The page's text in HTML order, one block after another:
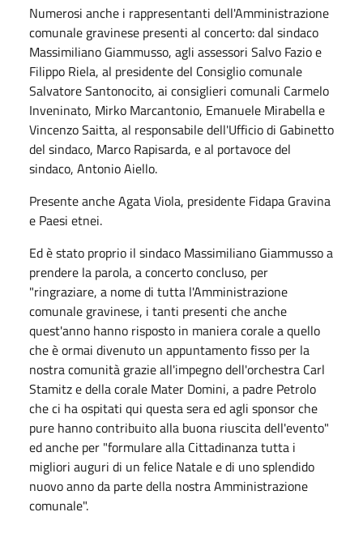
Numerosi anche i rappresentanti dell'Amministrazione
comunale gravinese presenti al concerto: dal sindaco
Massimiliano Giammusso, agli assessori Salvo Fazio e
Filippo Riela, al presidente del Consiglio comunale
Salvatore Santonocito, ai consiglieri comunali Carmelo
Inveninato, Mirko Marcantonio, Emanuele Mirabella e
Vincenzo Saitta, al responsabile dell'Ufficio di Gabinetto
del sindaco, Marco Rapisarda, e al portavoce del
sindaco, Antonio Aiello.
Presente anche Agata Viola, presidente Fidapa Gravina
e Paesi etnei.
Ed è stato proprio il sindaco Massimiliano Giammusso a
prendere la parola, a concerto concluso, per
"ringraziare, a nome di tutta l'Amministrazione
comunale gravinese, i tanti presenti che anche
quest'anno hanno risposto in maniera corale a quello
che è ormai divenuto un appuntamento fisso per la
nostra comunità grazie all'impegno dell'orchestra Carl
Stamitz e della corale Mater Domini, a padre Petrolo
che ci ha ospitati qui questa sera ed agli sponsor che
pure hanno contribuito alla buona riuscita dell'evento"
ed anche per "formulare alla Cittadinanza tutta i
migliori auguri di un felice Natale e di uno splendido
nuovo anno da parte della nostra Amministrazione
comunale".